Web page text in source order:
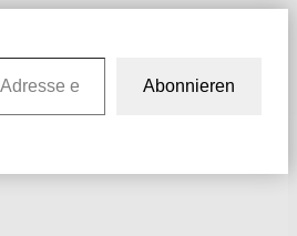
Abonnieren